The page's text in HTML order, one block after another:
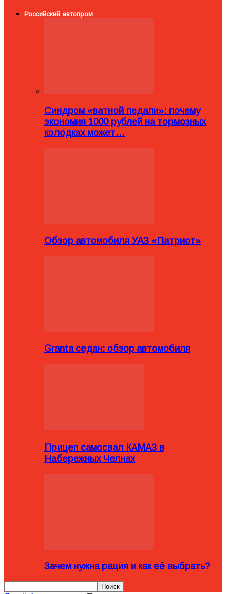
Российский автопром
Синдром «ватной педали»: почему
экономия 1000 рублей на тормозных
колодках может…
Обзор автомобиля УАЗ «Патриот»
Granta седан: обзор автомобиля
Прицеп самосвал КАМАЗ в
Набережных Челнах
Зачем нужна рация и как её выбрать?